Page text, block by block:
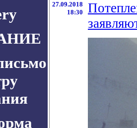
27.09.2018
18:30